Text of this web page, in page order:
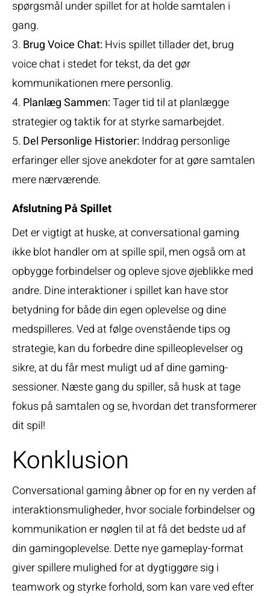
spørgsmål under spillet for at holde samtalen i
gang.
3. Brug Voice Chat:Hvis spillet tillader det, brug
voice chat i stedet for tekst, da det gør
kommunikationen mere personlig.
4. Planlæg Sammen:Tager tid til at planlægge
strategier og taktik for at styrke samarbejdet.
5. Del Personlige Historier:Inddrag personlige
erfaringer eller sjove anekdoter for at gøre samtalen
mere nærværende.
Afslutning På Spillet
Det er vigtigt at huske, at conversational gaming
ikke blot handler om at spille spil, men også om at
opbygge forbindelser og opleve sjove øjeblikke med
andre. Dine interaktioner i spillet kan have stor
betydning for både din egen oplevelse og dine
medspilleres. Ved at følge ovenstående tips og
strategie, kan du forbedre dine spilleoplevelser og
sikre, at du får mest muligt ud af dine gaming-
sessioner. Næste gang du spiller, så husk at tage
fokus på samtalen og se, hvordan det transformerer
dit spil!
Konklusion
Conversational gaming åbner op for en ny verden af
interaktionsmuligheder, hvor sociale forbindelser og
kommunikation er nøglen til at få det bedste ud af
din gamingoplevelse. Dette nye gameplay-format
giver spillere mulighed for at dygtiggøre sig i
teamwork og styrke forhold, som kan vare ved efter